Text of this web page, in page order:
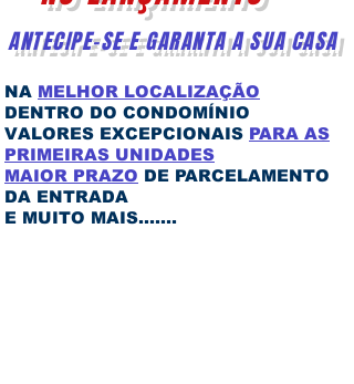
ANTECIPE-SE E GARANTA A SUA CASA
NA MELHOR LOCALIZAÇÃO
DENTRO DO CONDOMÍNIO
VALORES EXCEPCIONAIS PARA AS
PRIMEIRAS UNIDADES
MAIOR PRAZO DE PARCELAMENTO
DA ENTRADA
E MUITO MAIS.......